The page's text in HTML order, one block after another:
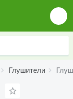
Глушители